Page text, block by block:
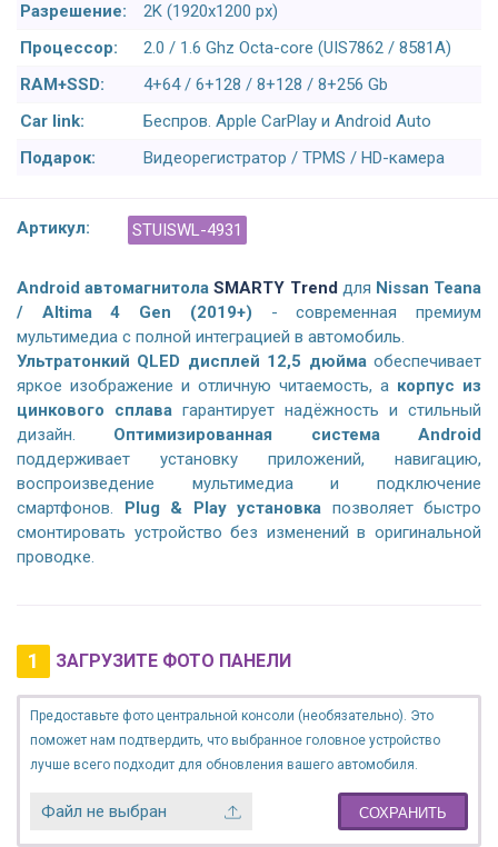
Разрешение:
2K (1920x1200 px)
Процессор:
2.0 / 1.6 Ghz Octa-core (UIS7862 / 8581A)
RAM+SSD:
4+64 / 6+128 / 8+128 / 8+256 Gb
Car link:
Беспров. Apple CarPlay и Android Auto
Подарок:
Видеорегистратор / TPMS / HD-камера
Артикул: STUISWL-4931
Android автомагнитолаSMARTY Trendдля Nissan Teana
/ Altima 4 Gen (2019+) - современная премиум
мультимедиа с полной интеграцией в автомобиль.
Ультратонкий QLED дисплей 12,5 дюймаобеспечивает
яркое изображение и отличную читаемость, а корпус из
цинкового сплава гарантирует надёжность и стильный
дизайн. Оптимизированная система Android
поддерживает установку приложений, навигацию,
воспроизведение мультимедиа и подключение
смартфонов. Plug & Play установка позволяет быстро
смонтировать устройство без изменений в оригинальной
проводке.
1 ЗАГРУЗИТЕ ФОТО ПАНЕЛИ
Предоставьте фото центральной консоли (необязательно). Это
поможет нам подтвердить, что выбранное головное устройство
лучше всего подходит для обновления вашего автомобиля.
Файл не выбран СОХРАНИТЬ